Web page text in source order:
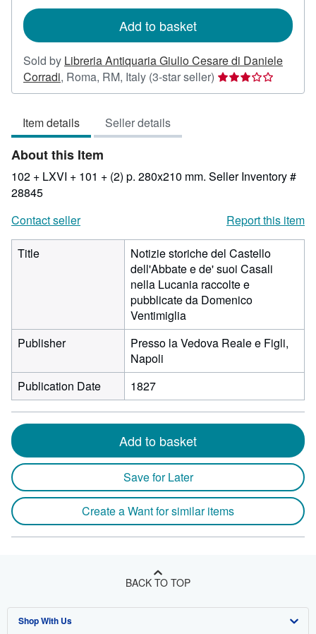
Add to basket
Sold by Libreria Antiquaria Giulio Cesare di Daniele
Corradi, Roma, RM, Italy (3-star seller) Seller
rating
stars
Item details Seller details
About this Item
102 + LXVI + 101 + (2) p. 280x210 mm. Seller Inventory #
28845
Contact seller
Report this item
Title
Notizie storiche del Castello
dell'Abbate e de' suoi Casali
nella Lucania raccolte e
pubblicate da Domenico
Ventimiglia
Publisher
Presso la Vedova Reale e Figli,
Napoli
Publication Date
1827
Add to basket
Save for Later
Create a Want for similar items
BACK TO TOP
Shop With Us